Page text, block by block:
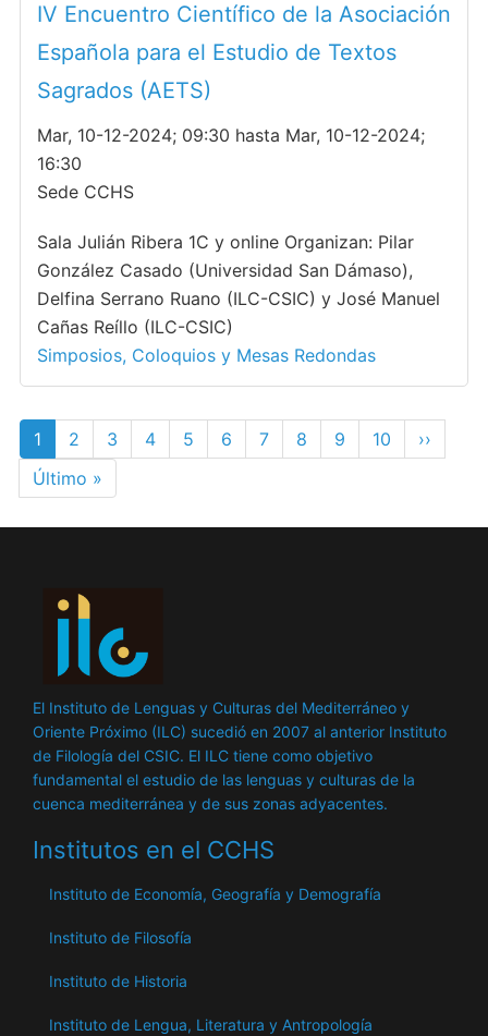
IV Encuentro Científico de la Asociación
Española para el Estudio de Textos
Sagrados (AETS)
Mar, 10-12-2024; 09:30 hasta Mar, 10-12-2024;
16:30
Sede CCHS
Sala Julián Ribera 1C y online Organizan: Pilar
González Casado (Universidad San Dámaso),
Delfina Serrano Ruano (ILC-CSIC) y José Manuel
Cañas Reíllo (ILC-CSIC)
Simposios, Coloquios y Mesas Redondas
Paginación
Página
actual
1 Page
2 Page
3 Page
4 Page
5 Page
6 Page
7 Page
8 Page
9 Page
10
página
››
Última
página
Último »
El Instituto de Lenguas y Culturas del Mediterráneo y
Oriente Próximo (ILC) sucedió en 2007 al anterior Instituto
de Filología del CSIC. El ILC tiene como objetivo
fundamental el estudio de las lenguas y culturas de la
cuenca mediterránea y de sus zonas adyacentes.
Institutos en el CCHS
Instituto de Economía, Geografía y Demografía
Instituto de Filosofía
Instituto de Historia
Instituto de Lengua, Literatura y Antropología